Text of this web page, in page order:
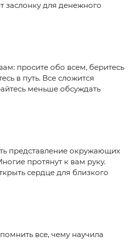
заслонку для денежного
просите обо всем, беритесь
в путь. Все сложится
меньше обсуждать
представление окружающих
протянут к вам руку.
сердце для близкого
все, чему научила